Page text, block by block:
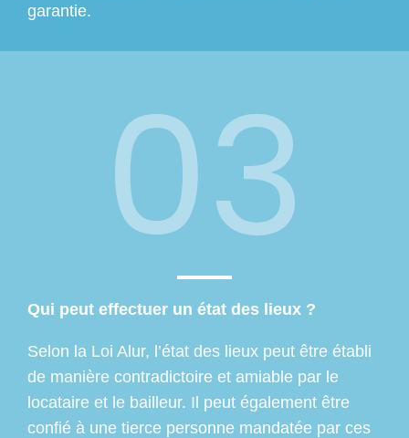
garantie.
03
Qui peut effectuer un état des lieux ?
Selon la Loi Alur, l’état des lieux peut être établi
de manière contradictoire et amiable par le
locataire et le bailleur. Il peut également être
confié à une tierce personne mandatée par ces